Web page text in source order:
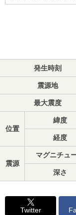
発生時刻
震源地
最大震度
位置
緯度
経度
震源
マグニチュ
深さ
Twitter